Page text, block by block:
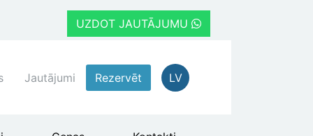
UZDOT JAUTĀJUMU
Jautājumi Rezervēt LV